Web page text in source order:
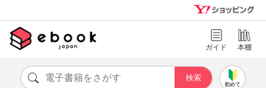
ガイド 本棚
初めて